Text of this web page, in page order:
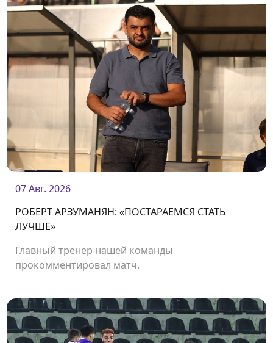
07 Авг. 2026
РОБЕРТ АРЗУМАНЯН: «ПОСТАРАЕМСЯ СТАТЬ
ЛУЧШЕ»
Главный тренер нашей команды
прокомментировал матч.